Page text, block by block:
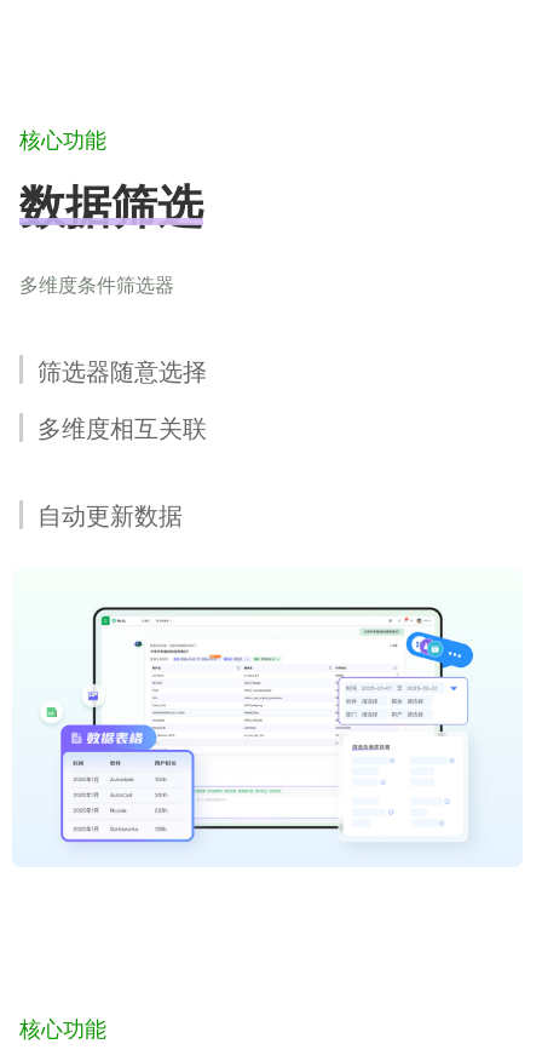
核心功能
数据筛选
多维度条件筛选器
筛选器随意选择
多维度相互关联
自动更新数据
核心功能